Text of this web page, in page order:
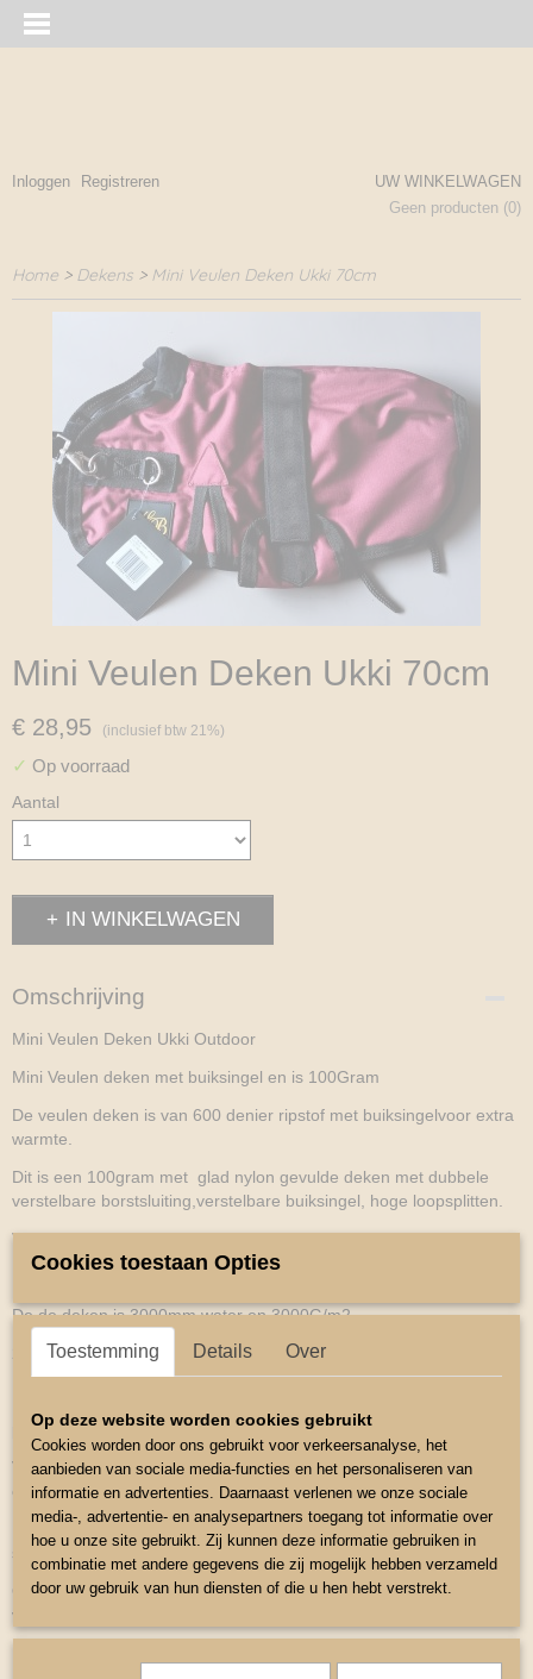
Inloggen Registreren
UW WINKELWAGEN
Geen producten (0)
Home > Dekens > Mini Veulen Deken Ukki 70cm
Mini Veulen Deken Ukki 70cm
€ 28,95 (inclusief btw 21%)
✓ Op voorraad
Aantal
IN WINKELWAGEN
Omschrijving
Mini Veulen Deken Ukki Outdoor
Mini Veulen deken met buiksingel en is 100Gram
De veulen deken is van 600 denier ripstof met buiksingelvoor extra
warmte.
Dit is een 100gram met glad nylon gevulde deken met dubbele
verstelbare borstsluiting,verstelbare buiksingel, hoge loopsplitten.
Verstelbare en afneembare bilkoord.
De buiksingel is verstelbaar door middel van sterk klittenband
De de deken is 3000mm water en 3000G/m2
24uur ademend.
pasvorm.
Voor goede dekenmaat bepalen meet je het paard zijn ondelengte
en bovenlengte.
Bovenlengte van de deken wordt gemeten tussen de schoft en de
staart aanzet.
Onderlengte wordt gemeten vanaf het midden van de borst tot bil
van je paard.
Cookies toestaan Opties
Toestemming Details Over
Op deze website worden cookies gebruikt
Cookies worden door ons gebruikt voor verkeersanalyse, het
aanbieden van sociale media-functies en het personaliseren van
informatie en advertenties. Daarnaast verlenen we onze sociale
media-, advertentie- en analysepartners toegang tot informatie over
hoe u onze site gebruikt. Zij kunnen deze informatie gebruiken in
combinatie met andere gegevens die zij mogelijk hebben verzameld
door uw gebruik van hun diensten of die u hen hebt verstrekt.